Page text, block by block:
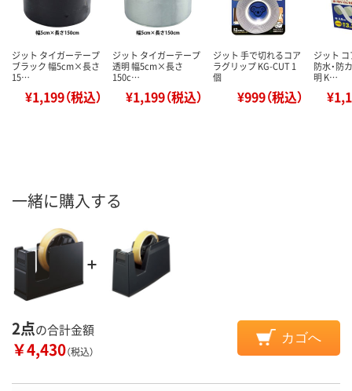
ジット タイガーテープ
ブラック 幅5cm×長さ
15…
¥1,199（税込）
ジット タイガーテープ
透明 幅5cm×長さ
150c…
¥1,199（税込）
ジット 手で切れるコア
ラグリップ KG-CUT 1
個
¥999（税込）
ジット
防水・防
明 K…
一緒に購入する
2点の合計金額
￥4,430（税込）
カゴへ